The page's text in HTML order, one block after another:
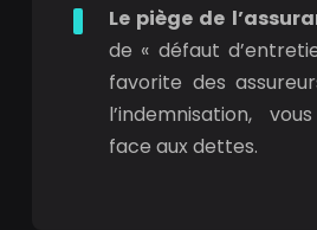
Le piège de
de « défaut
favorite des
l’indemnisation,
face aux dettes.